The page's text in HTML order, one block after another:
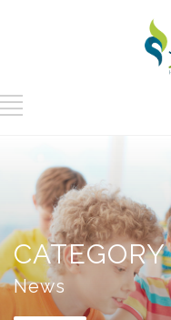
CATEGORY
News